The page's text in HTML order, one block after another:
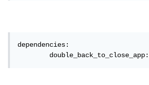
dependencies: